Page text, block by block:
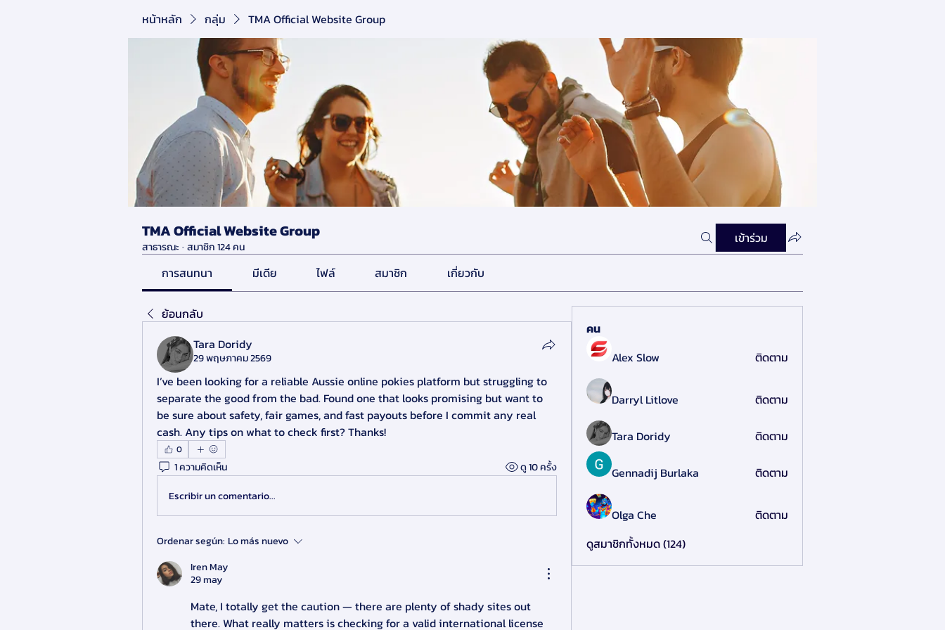
หน้าหลัก กลุ่ม TMA Official Website Group
TMA Official Website Group
สาธารณะ · สมาชิก 124 คน
เข้าร่วม
การสนทนา มีเดีย ไฟล์ สมาชิก เกี่ยวกับ
ย้อนกลับ
Tara Doridy
29 พฤษภาคม 2569
I’ve been looking for a reliable Aussie online pokies platform but struggling to
separate the good from the bad. Found one that looks promising but want to
be sure about safety, fair games, and fast payouts before I commit any real
cash. Any tips on what to check first? Thanks!
0
1 ความคิดเห็น
ดู 10 ครั้ง
Escribir un comentario...
Ordenar según: Lo más nuevo
Iren May
29 may
Mate, I totally get the caution — there are plenty of shady sites out
there. What really matters is checking for a valid international license
คน
Alex Slow
ติดตาม
Darryl Litlove ติดตาม
Tara Doridy ติดตาม
Gennadij Burlaka ติดตาม
Olga Che
ติดตาม
ดูสมาชิกทั้งหมด (124)